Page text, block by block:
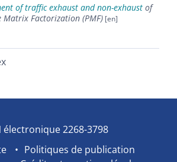
of traffic exhaust and non-exhaust of
Matrix Factorization (PMF)
électronique 2268-3798
Politiques de publication